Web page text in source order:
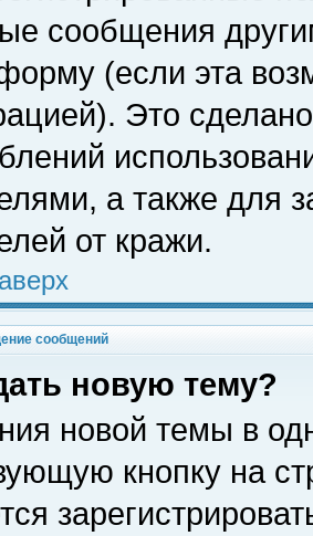
сообщения
(если эта
Это
а также для
от кражи.
сообщений
новую тему?
новой темы в
кнопку на